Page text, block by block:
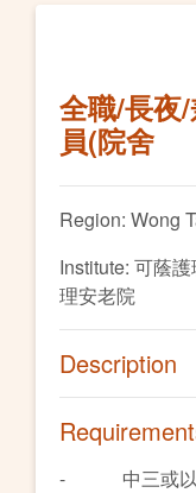
全職/長夜
員(院舍
Region: Wong
Institute: 可蔭
理安老院
Description
- 中三或以